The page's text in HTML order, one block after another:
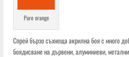
Pure orange
Спрей бързо съхнеща акрилна боя с много
боядисване на дървени, алуминиеви,